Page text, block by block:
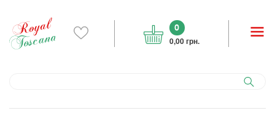
0
0,00 грн.